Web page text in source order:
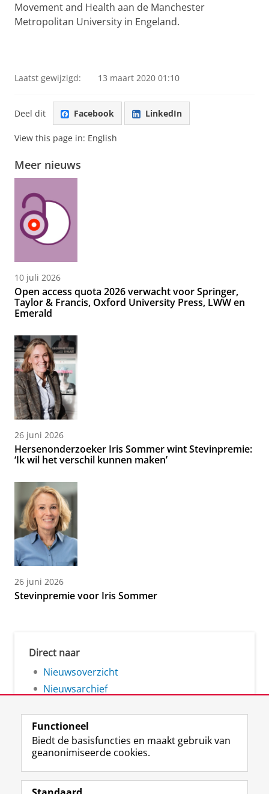
Movement and Health aan de Manchester
Metropolitan University in Engeland.
Laatst gewijzigd: 13 maart 2020 01:10
Deel dit Facebook LinkedIn
View this page in: English
Meer nieuws
10 juli 2026
Open access quota 2026 verwacht voor Springer,
Taylor & Francis, Oxford University Press, LWW en
Emerald
26 juni 2026
Hersenonderzoeker Iris Sommer wint Stevinpremie:
‘Ik wil het verschil kunnen maken’
26 juni 2026
Stevinpremie voor Iris Sommer
Direct naar
Nieuwsoverzicht
Nieuwsarchief
Volg de RUG
F
a
L
i
R
S
I
n
Y
o
Functioneel
Biedt de basisfuncties en maakt gebruik van
geanonimiseerde cookies.